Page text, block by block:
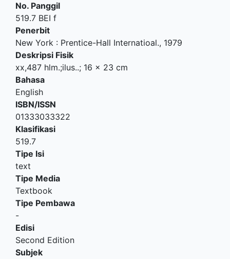
No. Panggil
519.7 BEI f
Penerbit
New York : Prentice-Hall Internatioal., 1979
Deskripsi Fisik
xx,487 hlm.;ilus..; 16 x 23 cm
Bahasa
English
ISBN/ISSN
01333033322
Klasifikasi
519.7
Tipe Isi
text
Tipe Media
Textbook
Tipe Pembawa
-
Edisi
Second Edition
Subjek